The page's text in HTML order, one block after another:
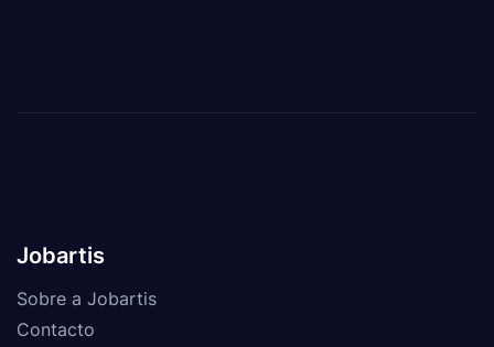
Jobartis
Sobre a Jobartis
Contacto